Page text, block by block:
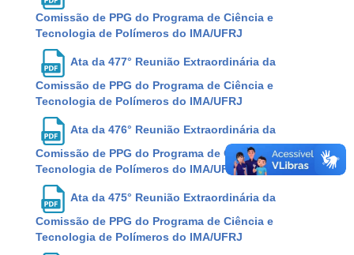
Comissão de PPG do Programa de Ciência e
Tecnologia de Polímeros do IMA/UFRJ
Ata da 477° Reunião Extraordinária da
Comissão de PPG do Programa de Ciência e
Tecnologia de Polímeros do IMA/UFRJ
Ata da 476° Reunião Extraordinária da
Comissão de PPG do Programa de Ciência e
Tecnologia de Polímeros do IMA/UFRJ
Ata da 475° Reunião Extraordinária da
Comissão de PPG do Programa de Ciência e
Tecnologia de Polímeros do IMA/UFRJ